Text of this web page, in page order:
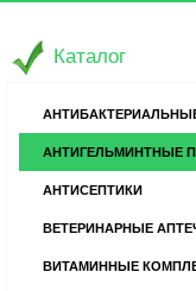
Каталог
АНТИГЕЛЬМИНТНЫЕ
АНТИСЕПТИКИ
ВЕТЕРИНАРНЫЕ
ВИТАМИННЫЕ